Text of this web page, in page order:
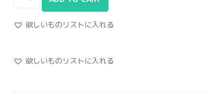
欲しいものリストに入れる
欲しいものリストに入れる